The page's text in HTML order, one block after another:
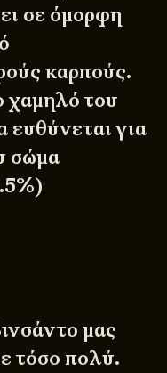
σε όμορφη
καρπούς.
χαμηλό του
ευθύνεται για
σώμα
μας
τόσο πολύ.